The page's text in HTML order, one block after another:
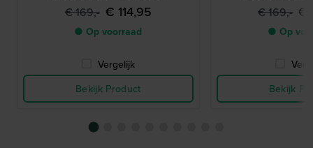
€ 169,- € 114,95
● Op voorraad
Vergelijk
Bekijk Product
€ 169,- €
● Op
Bekijk